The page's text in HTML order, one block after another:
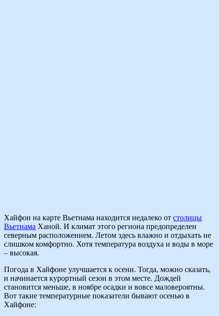
Хайфон на карте Вьетнама находится недалеко от столицы
Вьетнама Ханой. И климат этого региона предопределен
северным расположением. Летом здесь влажно и отдыхать не
слишком комфортно. Хотя температура воздуха и воды в море
– высокая.
Погода в Хайфоне улучшается к осени. Тогда, можно сказать,
и начинается курортный сезон в этом месте. Дождей
становится меньше, в ноябре осадки и вовсе маловероятны.
Вот такие температурные показатели бывают осенью в
Хайфоне: